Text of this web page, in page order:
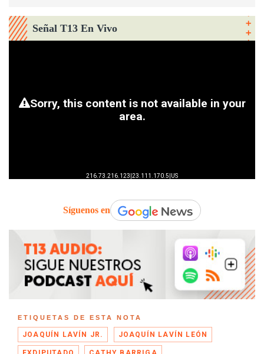
Señal T13 En Vivo
Síguenos en
ETIQUETAS DE ESTA NOTA
JOAQUÍN LAVÍN JR. JOAQUÍN LAVÍN LEÓN